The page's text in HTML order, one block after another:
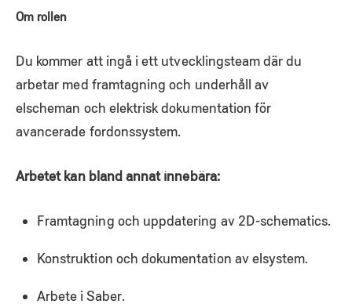
Om rollen
Du kommer att ingå i ett utvecklingsteam där du
arbetar med framtagning och underhåll av
elscheman och elektrisk dokumentation för
avancerade fordonssystem.
Arbetet kan bland annat innebära:
Framtagning och uppdatering av 2D-schematics.
Konstruktion och dokumentation av elsystem.
Arbete i Saber.